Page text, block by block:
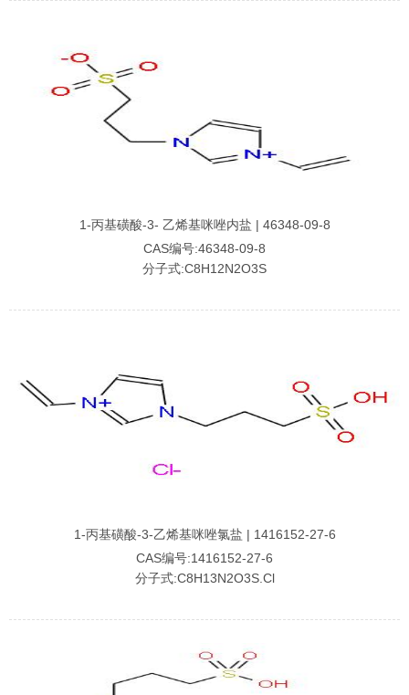
1-丙基磺酸-3- 乙烯基咪唑内盐 | 46348-09-8
CAS编号:46348-09-8
分子式:C8H12N2O3S
1-丙基磺酸-3-乙烯基咪唑氯盐 | 1416152-27-6
CAS编号:1416152-27-6
分子式:C8H13N2O3S.Cl